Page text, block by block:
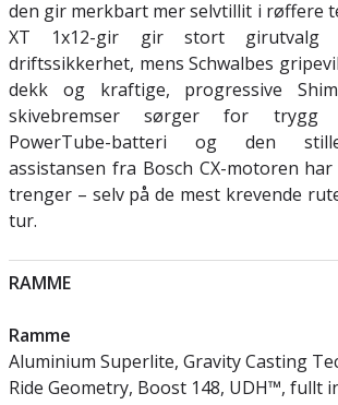
den gir merkbart mer selvtillit i røffere
XT 1x12-gir gir stort girutvalg
driftssikkerhet, mens Schwalbes
dekk og kraftige, progressive
skivebremser sørger for trygg
PowerTube-batteri og den
assistansen fra Bosch CX-motoren
trenger – selv på de mest krevende
tur.
RAMME
Ramme
Aluminium Superlite, Gravity Casting
Ride Geometry, Boost 148, UDH™, fullt